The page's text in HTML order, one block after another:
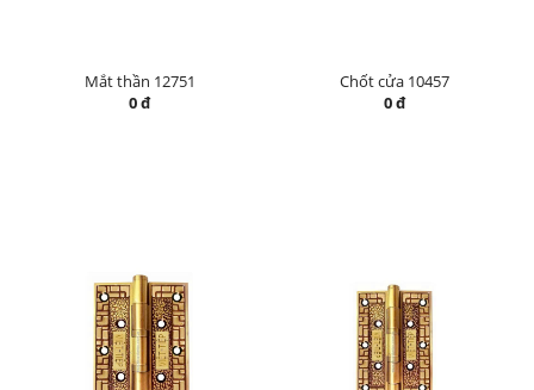
Mắt thần 12751
0 đ
Chốt cửa 10457
0 đ